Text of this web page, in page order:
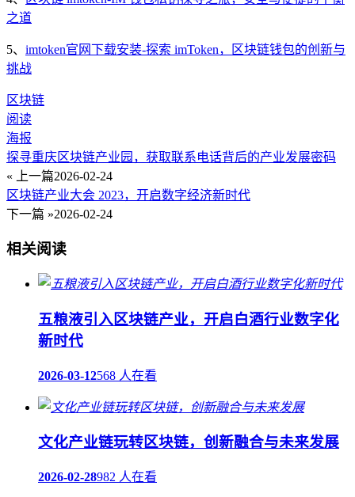
之道
5、 imtoken官网下载安装-探索 imToken，区块链钱包的创新与
挑战
区块链
阅读
海报
探寻重庆区块链产业园，获取联系电话背后的产业发展密码
« 上一篇2026-02-24
区块链产业大会 2023，开启数字经济新时代
下一篇 »2026-02-24
相关阅读
五粮液引入区块链产业，开启白酒行业数字化
新时代
2026-03-12568 人在看
文化产业链玩转区块链，创新融合与未来发展
2026-02-28982 人在看